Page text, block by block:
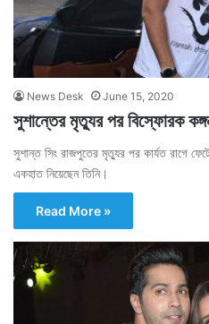
News Desk June 15, 2020
সুশান্তের মৃত্যুর পর বিস্ফোরক
সুশান্ত সিং রাজপুতের মৃত্যুর পর কার্যত রাগে
একহাত নিয়েছেন তিনি।
Read More »